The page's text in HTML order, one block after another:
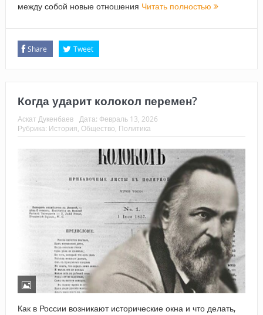
между собой новые отношения Читать полностью
Share Tweet
Когда ударит колокол перемен?
Аскат Дукенбаев Дата: Февраль 13, 2026
Рубрика: История, Общество, Политика
Как в России возникают исторические окна и что делать,